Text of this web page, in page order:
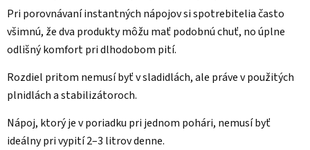
Pri porovnávaní instantných nápojov si spotrebitelia často
všimnú, že dva produkty môžu mať podobnú chuť, no úplne
odlišný komfort pri dlhodobom pití.
Rozdiel pritom nemusí byť v sladidlách, ale práve v použitých
plnidlách a stabilizátoroch.
Nápoj, ktorý je v poriadku pri jednom pohári, nemusí byť
ideálny pri vypití 2–3 litrov denne.